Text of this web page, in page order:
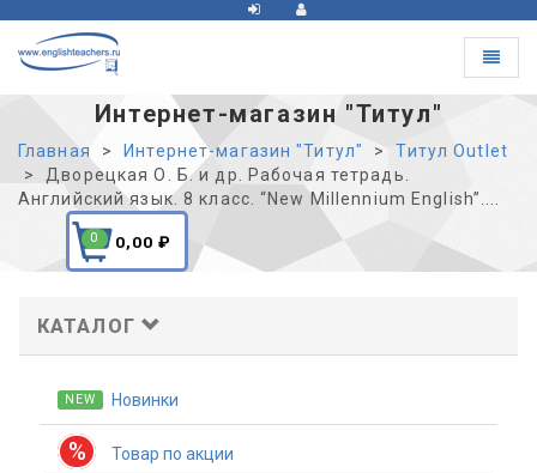
Toggle
Интернет-магазин "Титул"
Главная Интернет-магазин "Титул"
Титул Outlet
Дворецкая О. Б. и др. Рабочая тетрадь.
Английский язык. 8 класс. “New Millennium English”....
0 0,00 ₽
КАТАЛОГ
NEW Новинки
% Товар по акции